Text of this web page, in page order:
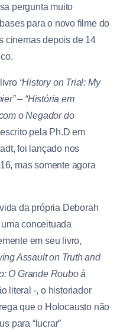
pergunta muito
para o novo filme do
cinemas depois de 14
“History on Trial: My
– “História em
o Negador do
pela Ph.D em
foi lançado nos
mas somente agora
da própria Deborah
conceituada
em seu livro,
Assault on Truth and
O Grande Roubo à
literal -, o historiador
que o Holocausto não
para “lucrar”